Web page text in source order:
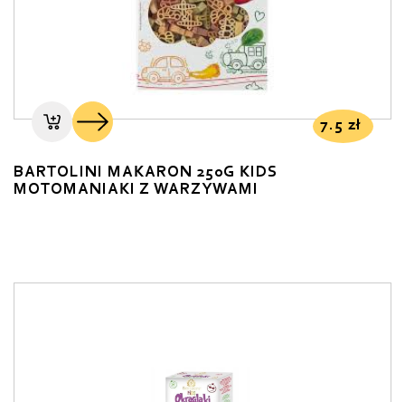
7.5 zł
BARTOLINI MAKARON 250G KIDS
MOTOMANIAKI Z WARZYWAMI